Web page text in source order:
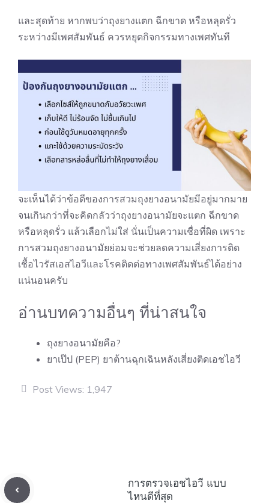
และสุดท้าย หากพบว่าถุงยางแตก ฉีกขาด หรือหลุดรั่ว
ระหว่างมีเพศสัมพันธ์ ควรหยุดกิจกรรมทางเพศทันที
จะเห็นได้ว่าข้อดีของการสวมถุงยางอนามัยมีอยู่มากมาย
จนเกินกว่าที่จะคิดกลัวว่าถุงยางอนามัยจะแตก ฉีกขาด
หรือหลุดรั่ว แล้วเลือกไม่ใส่ นั่นเป็นความเชื่อที่ผิด เพราะ
การสวมถุงยางอนามัยย่อมจะช่วยลดความเสี่ยงการติด
เชื้อไวรัสเอสไอวีและโรคติดต่อทางเพศสัมพันธ์ได้อย่าง
แน่นอนครับ
อ่านบทความอื่นๆ ที่น่าสนใจ
ถุงยางอนามัยคือ?
ยาเป๊ป (PEP) ยาต้านฉุกเฉินหลังเสี่ยงติดเอชไอวี
Post Views: 1,947
การตรวจเอชไอวี แบบ
ไหนดีที่สุด